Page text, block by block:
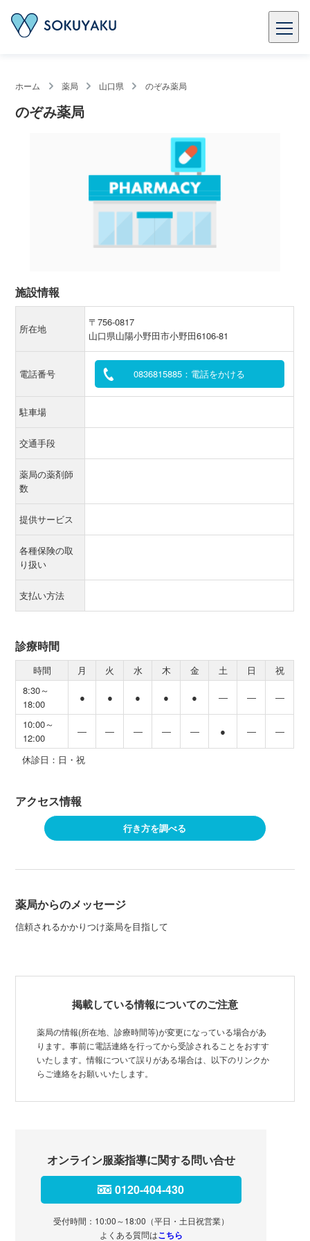
ホーム 薬局 山口県 のぞみ薬局
のぞみ薬局
施設情報
所在地
〒756-0817
山口県山陽小野田市小野田6106-81
電話番号 0836815885：電話をかける
駐車場
交通手段
薬局の薬剤師
数
提供サービス
各種保険の取
り扱い
支払い方法
診療時間
時間 月 火 水 木 金 土 日
祝
8:30～
18:00
● ● ● ● ● ― ― ―
10:00～
12:00
― ― ― ― ― ● ― ―
休診日：日・祝
アクセス情報
行き方を調べる
薬局からのメッセージ
信頼されるかかりつけ薬局を目指して
掲載している情報についてのご注意
薬局の情報(所在地、診療時間等)が変更になっている場合があ
ります。事前に電話連絡を行ってから受診されることをおすす
いたします。情報について誤りがある場合は、以下のリンクか
らご連絡をお願いいたします。
オンライン服薬指導に関する問い合せ
0120-404-430
受付時間：10:00～18:00（平日・土日祝営業）
よくある質問はこちら